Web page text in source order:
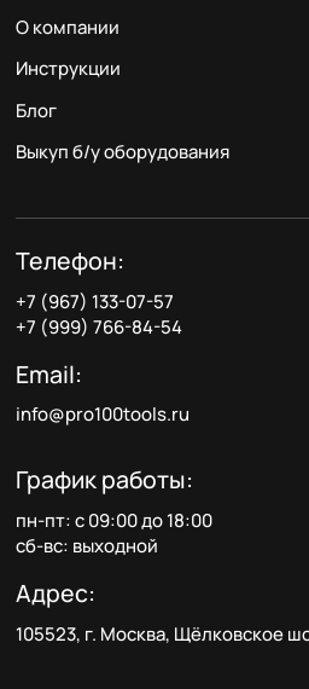
О компании
Инструкции
Блог
Выкуп б/у оборудования
Телефон:
+7 (967) 133-07-57
+7 (999) 766-84-54
Email:
info@pro100tools.ru
График работы:
пн-пт: с 09:00 до 18:00
сб-вс: выходной
Адрес:
105523, г. Москва, Щёлковское